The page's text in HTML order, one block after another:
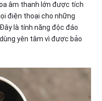
âm thanh lớn được tích
điện thoại cho những
là tính năng độc đáo
yên tâm vì được bảo